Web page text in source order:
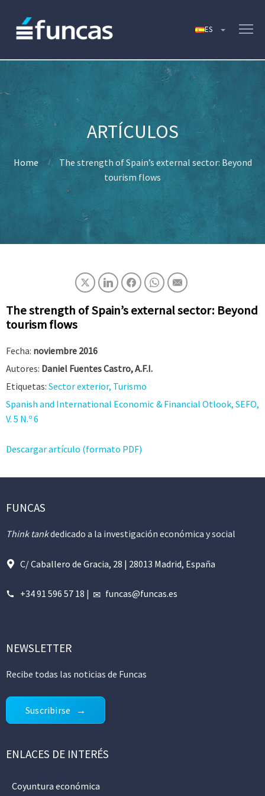
Home
The strength of Spain’s external sector: Beyond
tourism flows
The strength of Spain’s external sector: Beyond
tourism flows
Fecha: noviembre 2016
Autores: Daniel Fuentes Castro, A.F.I.
Etiquetas: Sector exterior, Turismo
Spanish and International Economic & Financial Otlook, SEFO,
V. 5 N.º 6
Descargar artículo (formato PDF)
FUNCAS
Think tankdedicado a la investigación económica y social
C/ Caballero de Gracia, 28 | 28013 Madrid, España
+34 91 596 57 18 | funcas@funcas.es
NEWSLETTER
Recibe todas las noticias de Funcas
Suscribirse
ENLACES DE INTERÉS
Coyuntura económica